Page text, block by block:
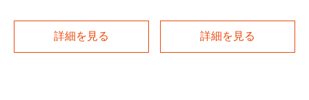
詳細を見る 詳細を見る